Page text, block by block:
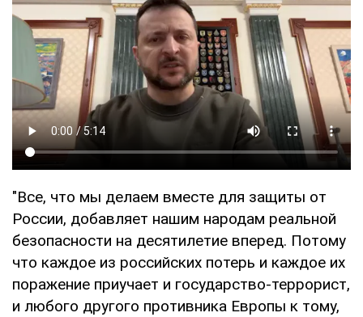
"Все, что мы делаем вместе для защиты от
России, добавляет нашим народам реальной
безопасности на десятилетие вперед. Потому
что каждое из российских потерь и каждое их
поражение приучает и государство-террорист,
и любого другого противника Европы к тому,